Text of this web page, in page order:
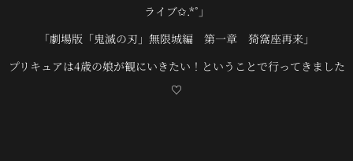
ライブ✩.*˚」
「劇場版「鬼滅の刃」無限城編 第一章 猗窩座再来」
プリキュアは4歳の娘が観にいきたい！ということで行ってきました
♡